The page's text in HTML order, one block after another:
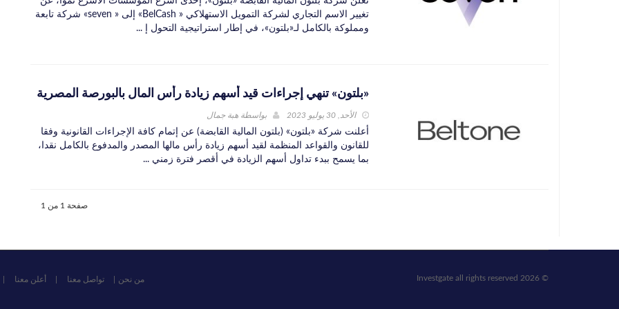
تغيير الاسم التجاري لشركة التمويل الاستهلاكي « BelCash» إلى « seven» شركة تابعة
ومملوكة بالكامل لـ«بلتون»، في إطار استراتيجية التحول إ ...
«بلتون» تنهي إجراءات قيد أسهم زيادة رأس المال بالبورصة المصرية
الأحد, 30 يوليو 2023 بواسطة هبة جمال
أعلنت شركة «بلتون» (بلتون المالية القابضة) عن إتمام كافة الإجراءات القانونية وفقا
للقانون والقواعد المنظمة لقيد أسهم زيادة رأس مالها المصدر والمدفوع بالكامل نقدا،
بما يسمح ببدء تداول أسهم الزيادة في أقصر فترة زمني ...
صفحة 1 من 1
© 2026 Investgate all rights reserved من نحن تواصل معنا أعلن معنا